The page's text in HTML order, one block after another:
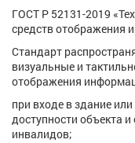
ГОСТ Р 52131-2019
средств отображения
Стандарт
визуальные и
отображения
при входе в здание
доступности объекта
инвалидов;